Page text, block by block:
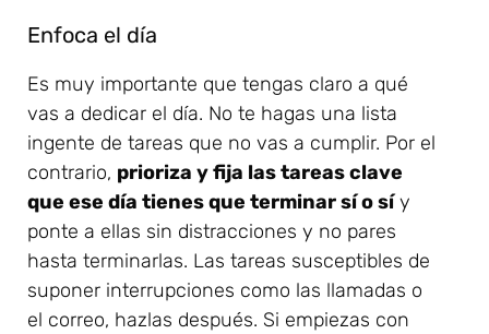
Enfoca el día
Es muy importante que tengas claro a qué
vas a dedicar el día. No te hagas una lista
ingente de tareas que no vas a cumplir. Por el
contrario, prioriza y fija las tareas clave
que ese día tienes que terminar sí o síy
ponte a ellas sin distracciones y no pares
hasta terminarlas. Las tareas susceptibles de
suponer interrupciones como las llamadas o
el correo, hazlas después. Si empiezas con